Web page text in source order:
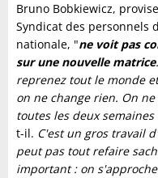
Bruno Bobkiewicz,
Syndicat des personnels
nationale, "ne voit pas
sur une nouvelle matrice
reprenez tout le monde
on ne change rien. On
toutes les deux
t-il. C'est un gros travail
peut pas tout refaire
important : on